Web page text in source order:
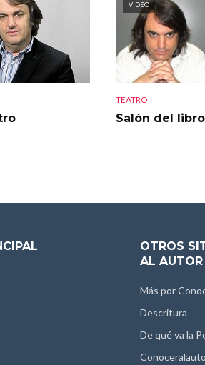
VIDEO
TEATRO
Salón del
OTROS
AL AUTOR
Más por
Descritura
De qué va la